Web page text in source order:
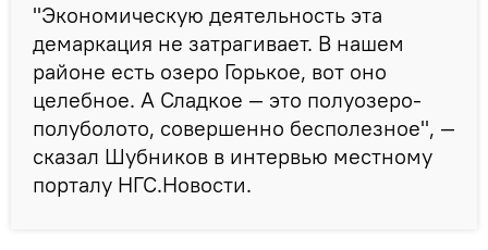
"Экономическую деятельность эта
демаркация не затрагивает. В нашем
районе есть озеро Горькое, вот оно
целебное. А Сладкое — это полуозеро-
полуболото, совершенно бесполезное", —
сказал Шубников в интервью местному
порталу НГС.Новости.